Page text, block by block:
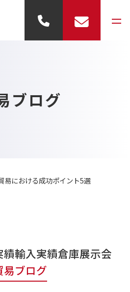
出代行
展示業務
知らせ
易ブログ
ブログ
易における成功ポイント5選
績輸入実績倉庫展示会
易ブログ